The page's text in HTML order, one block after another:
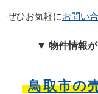
ぜひお気軽にお問い
▼ 物件情報
鳥取市の